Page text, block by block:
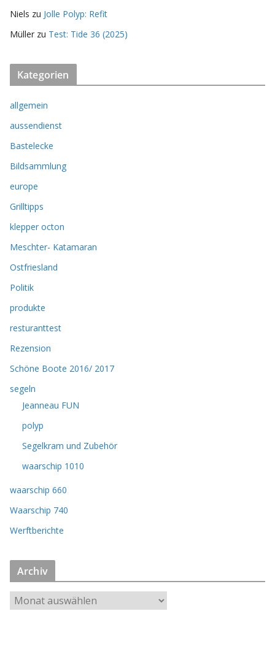
Niels zu Jolle Polyp: Refit
Müller zu Test: Tide 36 (2025)
Kategorien
allgemein
aussendienst
Bastelecke
Bildsammlung
europe
Grilltipps
klepper octon
Meschter- Katamaran
Ostfriesland
Politik
produkte
resturanttest
Rezension
Schöne Boote 2016/ 2017
segeln
Jeanneau FUN
polyp
Segelkram und Zubehör
waarschip 1010
waarschip 660
Waarschip 740
Werftberichte
Archiv
r